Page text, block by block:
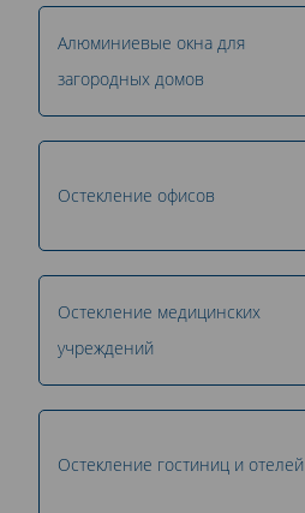
Алюминиевые окна для
загородных домов
Остекление офисов
Остекление медицинских
учреждений
Остекление гостиниц и отелей